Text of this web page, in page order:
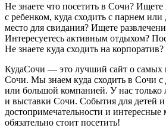
Не знаете что посетить в Сочи? Ищете
с ребенком, куда сходить с парнем
место для свидания? Ищете
Интересуетесь активным отдыхом?
Не знаете куда сходить на
КудаСочи — это лучший сайт о самых
Сочи. Мы знаем куда сходить в Сочи с
или большой компанией. У нас только
и выставки Сочи. События для детей
достопримечательности и интересные
обязательно стоит посетить!